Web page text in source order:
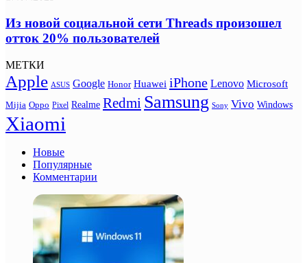
Из новой социальной сети Threads произошел
отток 20% пользователей
МЕТКИ
Apple ASUS Google Honor Huawei iPhone Lenovo Microsoft
Mijia Oppo Pixel Realme Redmi Samsung Sony Vivo Windows
Xiaomi
Новые
Популярные
Комментарии